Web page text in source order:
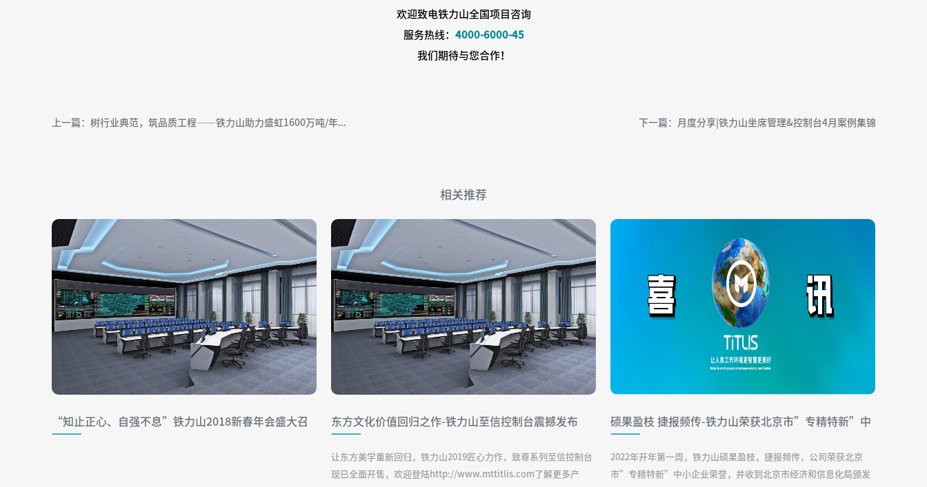
欢迎致电铁力山全国项目咨询
服务热线： 4000-6000-45
我们期待与您合作！
上一篇：树行业典范，筑品质工程——铁力山助力盛虹1600万吨/年... 下一篇：月度分享|铁力山坐席管理&控制台4月案例集锦
相关推荐
“知止正心、自强不息”铁力山2018新春年会盛大召 东方文化价值回归之作-铁力山至信控制台震撼发布
让东方美学重新回归，铁力山2019匠心力作，致尊系列至信控制台
现已全面开售，欢迎登陆http://www.mttitlis.com了解更多产
硕果盈枝 捷报频传-铁力山荣获北京市”专精特新”中
2022年开年第一周，铁力山硕果盈枝，捷报频传，公司荣获北京
市”专精特新”中小企业荣誉，并收到北京市经济和信息化局颁发